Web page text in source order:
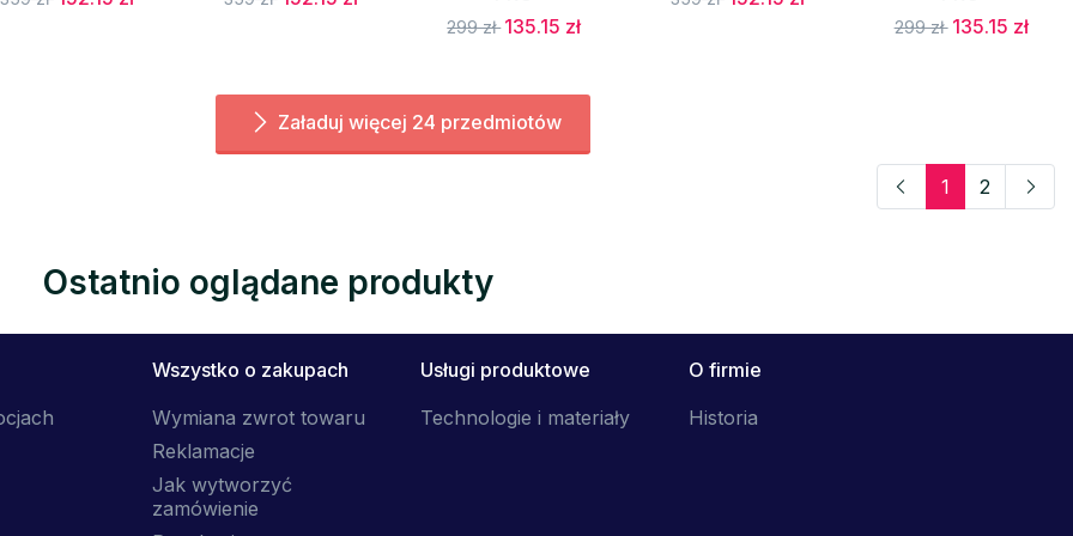
299 zł 135.15 zł 299 zł 135.15 zł
Załaduj więcej 24 przedmiotów
1 2
Ostatnio oglądane produkty
Wszystko o zakupach
Wymiana zwrot towaru
Reklamacje
Jak wytworzyć
zamówienie
Usługi produktowe
Technologie i materiały
O firmie
Historia